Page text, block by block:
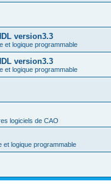
version3.3
et logique programmable
version3.3
et logique programmable
logiciels de CAO
et logique programmable